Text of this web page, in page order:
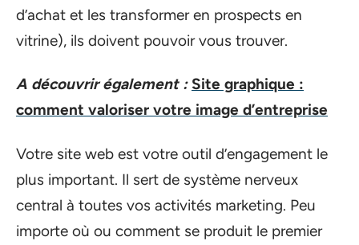
d’achat et les transformer en prospects en
vitrine), ils doivent pouvoir vous trouver.
A découvrir également : Site graphique :
comment valoriser votre image d’entreprise
Votre site web est votre outil d’engagement le
plus important. Il sert de système nerveux
central à toutes vos activités marketing. Peu
importe où ou comment se produit le premier